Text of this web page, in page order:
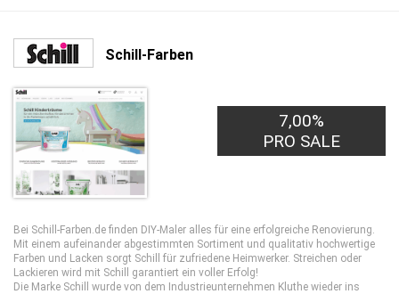
Schill-Farben
7,00%
PRO SALE
Bei Schill-Farben.de finden DIY-Maler alles für eine erfolgreiche Renovierung.
Mit einem aufeinander abgestimmten Sortiment und qualitativ hochwertige
Farben und Lacken sorgt Schill für zufriedene Heimwerker. Streichen oder
Lackieren wird mit Schill garantiert ein voller Erfolg!
Die Marke Schill wurde von dem Industrieunternehmen Kluthe wieder ins